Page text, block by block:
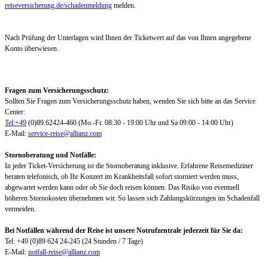
reiseversicherung.de/schadenmeldung melden.
Nach Prüfung der Unterlagen wird Ihnen der Ticketwert auf das von Ihnen angegebene
Konto überwiesen.
Fragen zum Versicherungsschutz:
Sollten Sie Fragen zum Versicherungsschutz haben, wenden Sie sich bitte an das Service
Center:
Tel:+49 (0)89.62424-460 (Mo.-Fr. 08:30 - 19:00 Uhr und Sa 09:00 - 14:00 Uhr)
E-Mail: service-reise@allianz.com
Stornoberatung und Notfälle:
In jeder Ticket-Versicherung ist die Stornoberatung inklusive. Erfahrene Reisemediziner
beraten telefonisch, ob Ihr Konzert im Krankheitsfall sofort storniert werden muss,
abgewartet werden kann oder ob Sie doch reisen können. Das Risiko von eventuell
höheren Stornokosten übernehmen wir. So lassen sich Zahlungskürzungen im Schadenfall
vermeiden.
Bei Notfällen während der Reise ist unsere Notrufzentrale jederzeit für Sie da:
Tel: +49 (0)89 624 24-245 (24 Stunden / 7 Tage)
E-Mail: notfall-reise@allianz.com